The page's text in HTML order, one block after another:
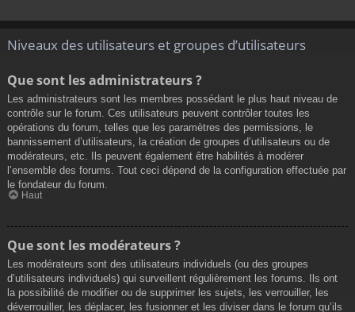
Niveaux des utilisateurs et groupes d’utilisateurs
Que sont les administrateurs ?
Les administrateurs sont les membres possédant le plus haut niveau de
contrôle sur le forum. Ces utilisateurs peuvent contrôler toutes les
opérations du forum, telles que les paramètres des permissions, le
bannissement d’utilisateurs, la création de groupes d’utilisateurs ou de
modérateurs, etc. Ils peuvent également être habilités à modérer
l’ensemble des forums. Tout ceci dépend de la configuration effectuée par
le fondateur du forum.
Haut
Que sont les modérateurs ?
Les modérateurs sont des utilisateurs individuels (ou des groupes
d’utilisateurs individuels) qui surveillent régulièrement les forums. Ils ont
la possibilité de modifier ou de supprimer les sujets, les verrouiller, les
déverrouiller, les déplacer, les fusionner et les diviser dans le forum qu’ils